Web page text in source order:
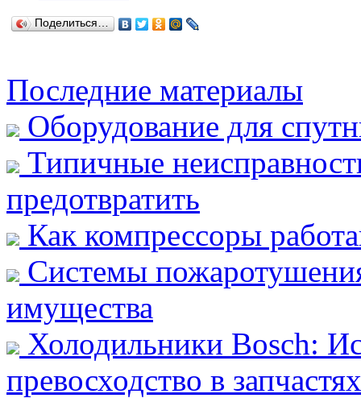
Поделиться…
Последние материалы
Оборудование для
Типичные
предотвратить
Как компрессоры
Системы
имущества
Холодильники Bosch:
превосходство в запчастях